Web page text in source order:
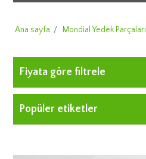
Ana sayfa / Mondial Yedek Parçaları
Fiyata göre filtrele
Popüler etiketler